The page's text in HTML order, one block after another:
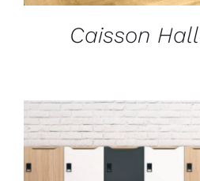
Caisson